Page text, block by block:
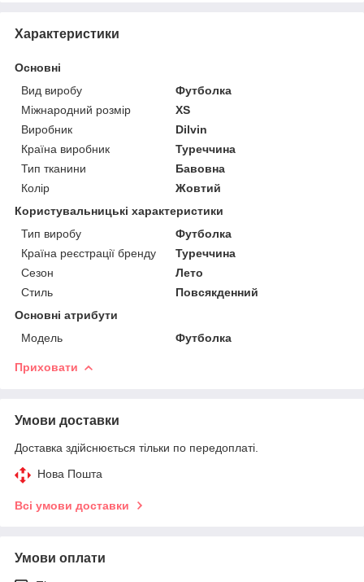
Характеристики
Основні
Вид виробу
Футболка
Міжнародний розмір
XS
Виробник
Dilvin
Країна виробник
Туреччина
Тип тканини
Бавовна
Колір
Жовтий
Користувальницькі характеристики
Тип виробу
Футболка
Країна реєстрації бренду
Туреччина
Сезон
Лето
Стиль
Повсякденний
Основні атрибути
Мoдель
Футболка
Приховати
Умови доставки
Доставка здійснюється тільки по передоплаті.
Нова Пошта
Всі умови доставки
Умови оплати